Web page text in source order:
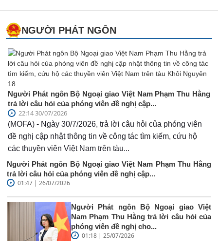
NGƯỜI PHÁT NGÔN
Người Phát ngôn Bộ Ngoại giao Việt Nam Phạm Thu Hằng
trả lời câu hỏi của phóng viên đề nghị cập...
22:14 30/07/2026
(MOFA) - Ngày 30/7/2026, trả lời câu hỏi của phóng viên
đề nghị cập nhật thông tin về công tác tìm kiếm, cứu hộ
các thuyền viên Việt Nam trên tàu...
Người Phát ngôn Bộ Ngoại giao Việt Nam Phạm Thu Hằng
trả lời câu hỏi của phóng viên đề nghị cập...
01:47 | 26/07/2026
Người Phát ngôn Bộ Ngoại giao Việt
Nam Phạm Thu Hằng trả lời câu hỏi của
phóng viên đề nghị cho...
01:18 | 25/07/2026